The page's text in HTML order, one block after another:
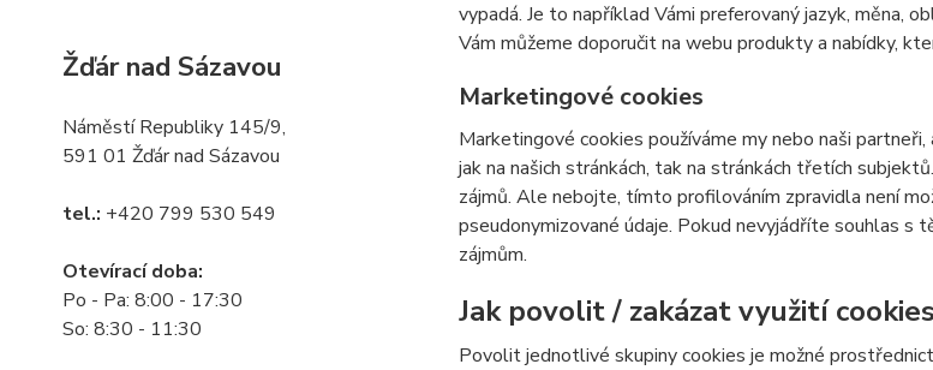
Žďár nad Sázavou
Náměstí Republiky 145/9,
591 01 Žďár nad Sázavou
tel.: +420 799 530 549
Otevírací doba:
Po - Pa: 8:00 - 17:30
So: 8:30 - 11:30
vypadá. Je to například Vámi preferovaný jazyk, měna,
Vám můžeme doporučit na webu produkty a nabídky,
Marketingové cookies
Marketingové cookies používáme my nebo naši
jak na našich stránkách, tak na stránkách třetích
zájmů. Ale nebojte, tímto profilováním zpravidla není
pseudonymizované údaje. Pokud nevyjádříte souhlas s
zájmům.
Jak povolit / zakázat využití
Povolit jednotlivé skupiny cookies je možné